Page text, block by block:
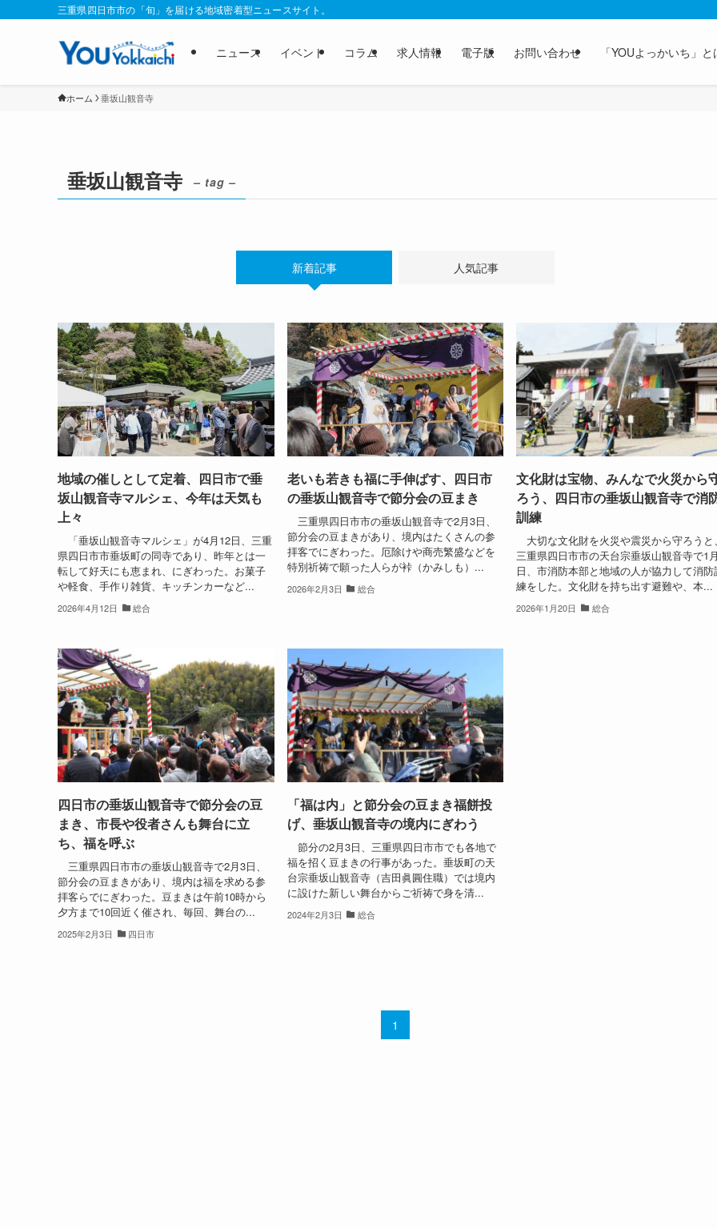
三重県四日市市の「旬」を届ける地域密着型ニュースサイト。
ニュース イベント コラム 求人情報 電子版 お問い合わせ 「YOUよっかいち」と
ホーム 垂坂山観音寺
垂坂山観音寺 – tag –
新着記事 人気記事
地域の催しとして定着、四日市で垂
坂山観音寺マルシェ、今年は天気も
上々
「垂坂山観音寺マルシェ」が4月12日、三重
県四日市市垂坂町の同寺であり、昨年とは一
転して好天にも恵まれ、にぎわった。お菓子
や軽食、手作り雑貨、キッチンカーなど...
2026年4月12日 総合
老いも若きも福に手伸ばす、四日市
の垂坂山観音寺で節分会の豆まき
三重県四日市市の垂坂山観音寺で2月3日、
節分会の豆まきがあり、境内はたくさんの参
拝客でにぎわった。厄除けや商売繁盛などを
特別祈祷で願った人らが裃（かみしも）...
2026年2月3日 総合
文化財は宝物、みんなで火災から
ろう、四日市の垂坂山観音寺で消
訓練
大切な文化財を火災や震災から守ろうと
三重県四日市市の天台宗垂坂山観音寺で1
日、市消防本部と地域の人が協力して消防
練をした。文化財を持ち出す避難や、本...
2026年1月20日 総合
四日市の垂坂山観音寺で節分会の豆
まき、市長や役者さんも舞台に立
ち、福を呼ぶ
三重県四日市市の垂坂山観音寺で2月3日、
節分会の豆まきがあり、境内は福を求める参
拝客らでにぎわった。豆まきは午前10時から
夕方まで10回近く催され、毎回、舞台の...
2025年2月3日 四日市
「福は内」と節分会の豆まき福餅投
げ、垂坂山観音寺の境内にぎわう
節分の2月3日、三重県四日市市でも各地で
福を招く豆まきの行事があった。垂坂町の天
台宗垂坂山観音寺（吉田眞圓住職）では境内
に設けた新しい舞台からご祈祷で身を清...
2024年2月3日 総合
1